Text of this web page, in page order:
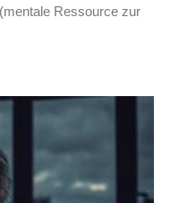
Ressource zur